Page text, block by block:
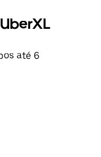
até 6